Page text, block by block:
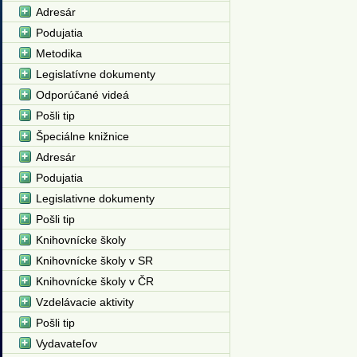
Adresár
Podujatia
Metodika
Legislatívne dokumenty
Odporúčané videá
Pošli tip
Špeciálne knižnice
Adresár
Podujatia
Legislativne dokumenty
Pošli tip
Knihovnícke školy
Knihovnícke školy v SR
Knihovnícke školy v ČR
Vzdelávacie aktivity
Pošli tip
Vydavateľov